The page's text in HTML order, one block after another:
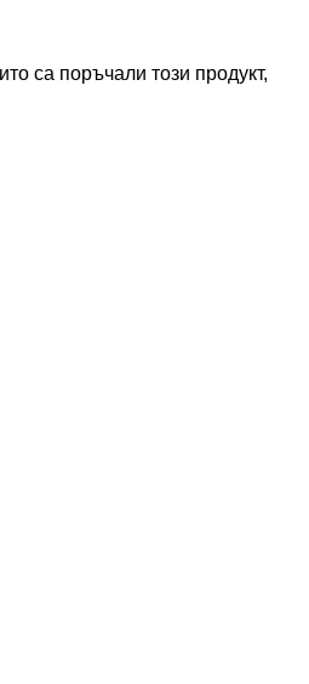
са поръчали този продукт,